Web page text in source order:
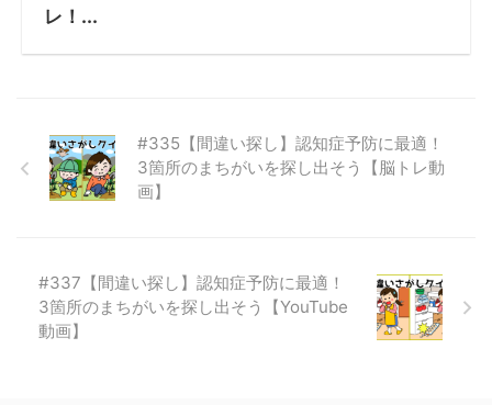
レ！...
#335【間違い探し】認知症予防に最適！
3箇所のまちがいを探し出そう【脳トレ動
画】
#337【間違い探し】認知症予防に最適！
3箇所のまちがいを探し出そう【YouTube
動画】